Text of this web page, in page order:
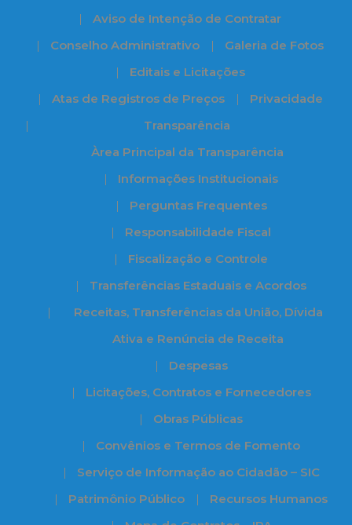
Aviso de Intenção de Contratar
Conselho Administrativo
Galeria de Fotos
Editais e Licitações
Atas de Registros de Preços
Privacidade
Transparência
Àrea Principal da Transparência
Informações Institucionais
Perguntas Frequentes
Responsabilidade Fiscal
Fiscalização e Controle
Transferências Estaduais e Acordos
Receitas, Transferências da União, Dívida
Ativa e Renúncia de Receita
Despesas
Licitações, Contratos e Fornecedores
Obras Públicas
Convênios e Termos de Fomento
Serviço de Informação ao Cidadão – SIC
Patrimônio Público
Recursos Humanos